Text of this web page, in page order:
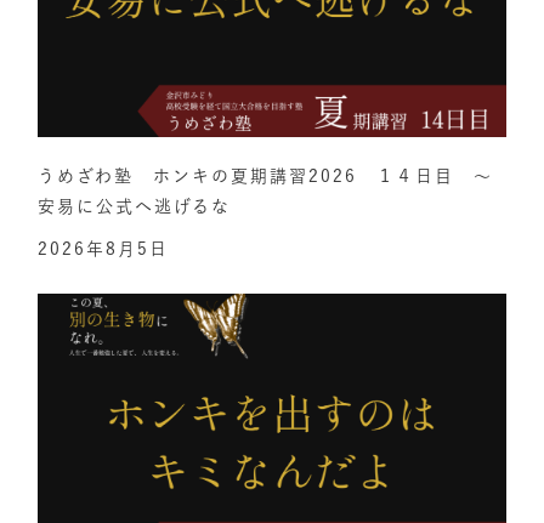
うめざわ塾 ホンキの夏期講習2026 １４日目 ～
安易に公式へ逃げるな
2026年8月5日